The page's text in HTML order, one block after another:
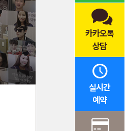
카카오톡
상담
실시간
예약